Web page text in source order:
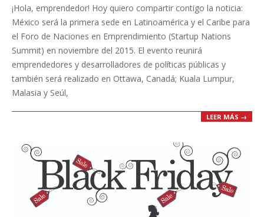
09
¡Hola, emprendedor! Hoy quiero compartir contigo la noticia:
México será la primera sede en Latinoamérica y el Caribe para
el Foro de Naciones en Emprendimiento (Startup Nations
Summit) en noviembre del 2015. El evento reunirá
emprendedores y desarrolladores de políticas públicas y
también será realizado en Ottawa, Canadá; Kuala Lumpur,
Malasia y Seúl,
LEER MÁS →